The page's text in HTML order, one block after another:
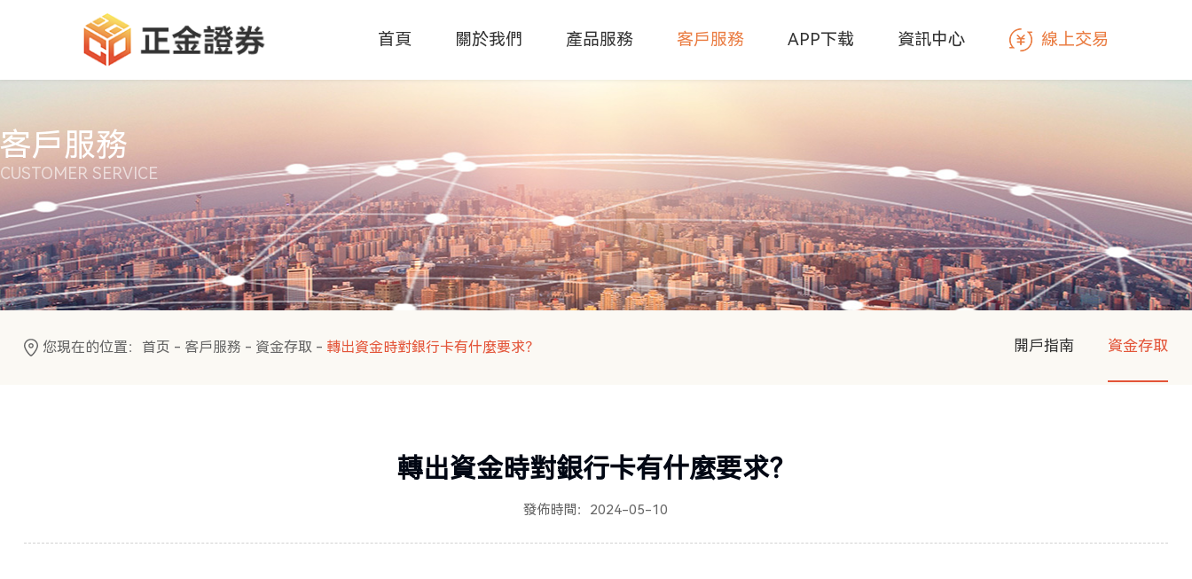
線上交易
首頁 關於我們 產品服務 客戶服務 APP下载 資訊中心
客戶服務
CUSTOMER SERVICE
您現在的位置： 首页 - 客戶服務 - 資金存取 - 轉出資金時對銀行卡有什麼要求？ 開戶指南 資金存取
轉出資金時對銀行卡有什麼要求？
發佈時間：2024-05-10